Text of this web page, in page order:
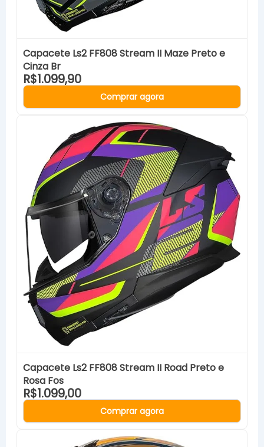
Capacete Ls2 FF808 Stream II Maze Preto e
Cinza Br
R$1.099,90
Comprar agora
Capacete Ls2 FF808 Stream II Road Preto e
Rosa Fos
R$1.099,00
Comprar agora